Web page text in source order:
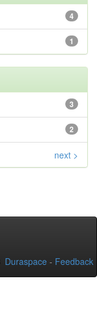
4
1
3
2
next >
Duraspace - Feedback